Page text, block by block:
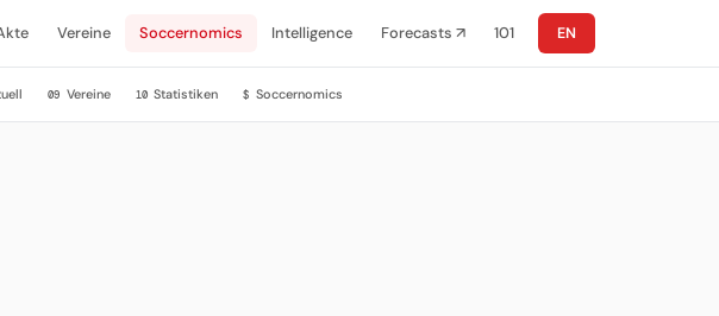
Vereine Soccernomics Intelligence Forecasts ↗ 101 EN
09 Vereine 10 Statistiken $ Soccernomics